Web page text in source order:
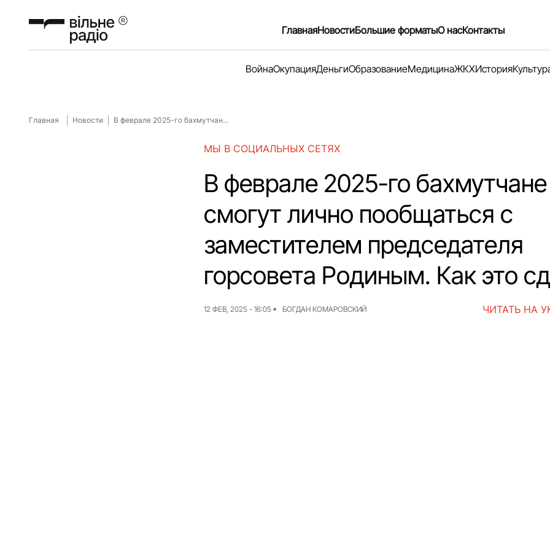
ГлавнаяНовостиБольшие форматыО насКонтакты
ВойнаОкупацияДеньгиОбразованиеМедицинаЖКХИстория
Главная Новости В феврале 2025-го бахмутчан...
МЫ В СОЦИАЛЬНЫХ СЕТЯХ
В феврале 2025-го бахмутчане
смогут лично пообщаться с
заместителем председателя
горсовета Родиным. Как это
12 ФЕВ, 2025 - 16:05 БОГДАН КОМАРОВСКИЙ ЧИТАТЬ НА